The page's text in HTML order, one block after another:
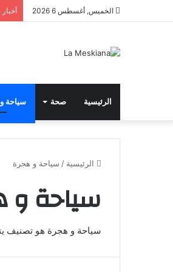
الخميس, أغسطس 6 2026
الرئيسية صحة سياحة
الرئيسية / سياحة و هجرة
سياحة و
سياحة و هجرة هو تصنيف